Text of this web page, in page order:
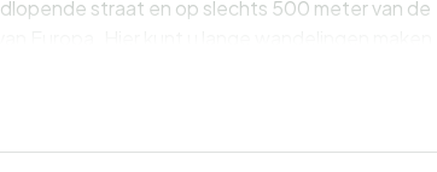
straat en op slechts 500 meter van de
paalwoningen direct aan zee zullen u culinair
en kwelders: dat is St. Peter-Ording!